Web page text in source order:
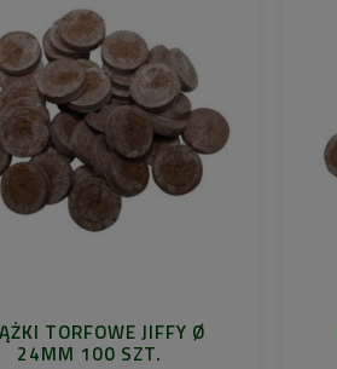
TORFOWE JIFFY Ø
24MM 100 SZT.